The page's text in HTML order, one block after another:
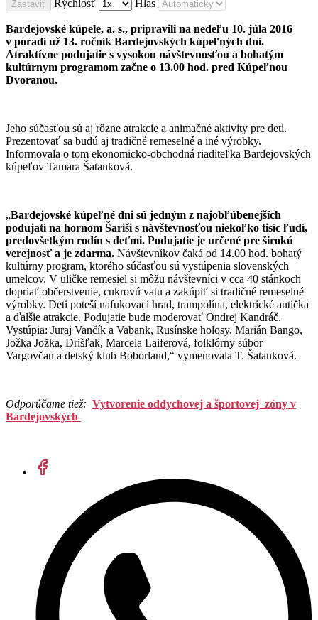
Zastaviť Rýchlosť Hlas
Bardejovské kúpele, a. s., pripravili na nedeľu 10. júla 2016
v poradí už 13. ročník Bardejovských kúpeľných dní.
Atraktívne podujatie s vysokou návštevnosťou a bohatým
kultúrnym programom začne o 13.00 hod. pred Kúpeľnou
Dvoranou.
Jeho súčasťou sú aj rôzne atrakcie a animačné aktivity pre deti.
Prezentovať sa budú aj tradičné remeselné a iné výrobky.
Informovala o tom ekonomicko-obchodná riaditeľka Bardejovských
kúpeľov Tamara Šatanková.
„Bardejovské kúpeľné dni sú jedným z najobľúbenejších
podujatí na hornom Šariši s návštevnosťou niekoľko tisíc ľudí,
predovšetkým rodín s deťmi. Podujatie je určené pre širokú
verejnosť a je zdarma. Návštevníkov čaká od 14.00 hod. bohatý
kultúrny program, ktorého súčasťou sú vystúpenia slovenských
umelcov. V uličke remesiel si môžu návštevníci v cca 40 stánkoch
dopriať občerstvenie, cukrovú vatu a zakúpiť si tradičné remeselné
výrobky. Deti poteší nafukovací hrad, trampolína, elektrické autíčka
a ďalšie atrakcie. Podujatie bude moderovať Ondrej Kandráč.
Vystúpia: Juraj Vančík a Vabank, Rusínske holosy, Marián Bango,
Jožka Jožka, Drišľak, Marcela Laiferová, folklórny súbor
Vargovčan a detský klub Boborland,“ vymenovala T. Šatanková.
Odporúčame tiež: Vytvorenie oddychovej a športovej zóny v
Bardejovských